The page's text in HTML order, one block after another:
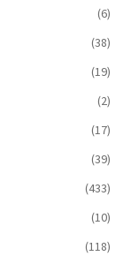
(6)
(38)
(19)
(2)
(17)
(39)
(433)
(10)
(118)